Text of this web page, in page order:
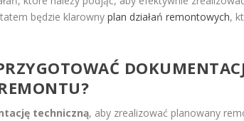
będzie klarownyplan działań remontowych,
techniczną, aby zrealizować planowany